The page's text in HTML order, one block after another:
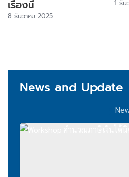
เรื่องนี้
8 ธันวาคม 2025
1 ธัน
News and Update